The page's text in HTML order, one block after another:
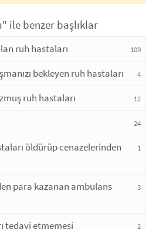
ile benzer başlıklar
ruh hastaları 109
bekleyen ruh hastaları 4
ruh hastaları 12
24
öldürüp cenazelerinden
1
para kazanan ambulans
3
tedavi etmemesi 2